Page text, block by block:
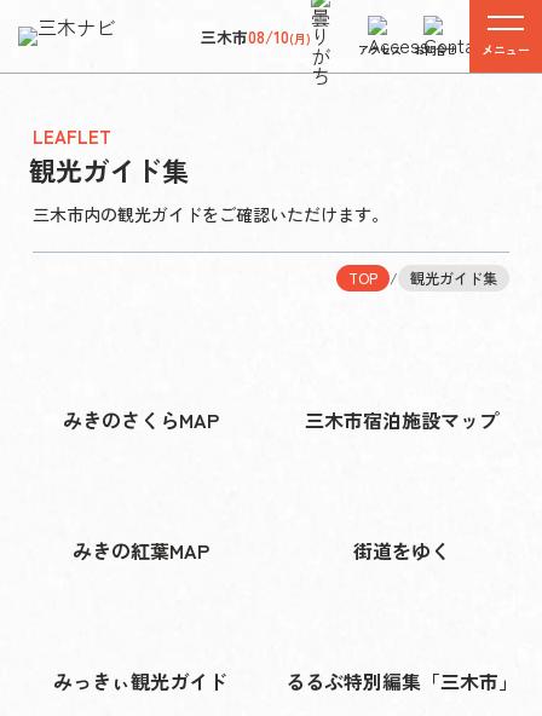
三木市08/10(月)
アクセス お問合せ メニュー
LEAFLET
観光ガイド集
三木市内の観光ガイドをご確認いただけます。
TOP / 観光ガイド集
みきのさくらMAP 三木市宿泊施設マップ
みきの紅葉MAP 街道をゆく
みっきぃ観光ガイド るるぶ特別編集「三木市」